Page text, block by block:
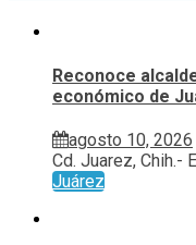
Reconoce
económico de
agosto 10, 2026
Cd. Juarez, Chih.-
Juárez